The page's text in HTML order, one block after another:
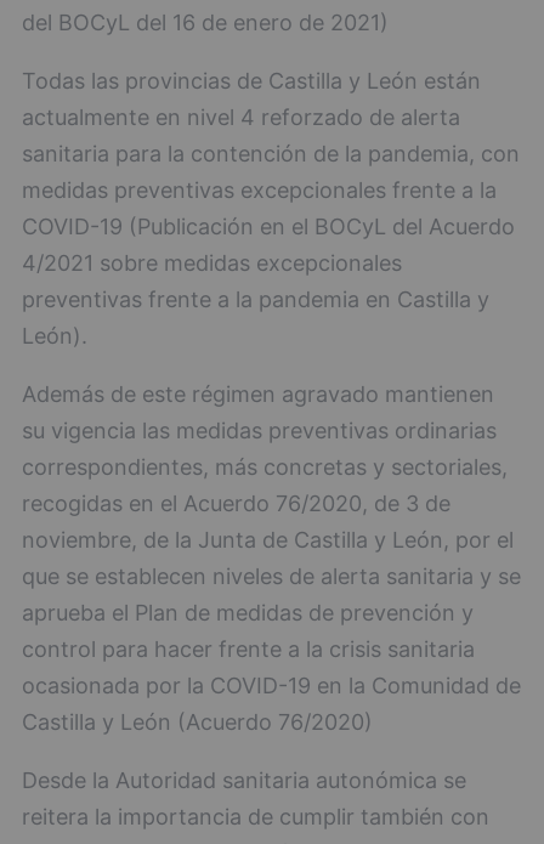
del BOCyL del 16 de enero de 2021)
Todas las provincias de Castilla y León están
actualmente en nivel 4 reforzado de alerta
sanitaria para la contención de la pandemia, con
medidas preventivas excepcionales frente a la
COVID-19 (Publicación en el BOCyL del Acuerdo
4/2021 sobre medidas excepcionales
preventivas frente a la pandemia en Castilla y
León).
Además de este régimen agravado mantienen
su vigencia las medidas preventivas ordinarias
correspondientes, más concretas y sectoriales,
recogidas en el Acuerdo 76/2020, de 3 de
noviembre, de la Junta de Castilla y León, por el
que se establecen niveles de alerta sanitaria y se
aprueba el Plan de medidas de prevención y
control para hacer frente a la crisis sanitaria
ocasionada por la COVID-19 en la Comunidad de
Castilla y León (Acuerdo 76/2020)
Desde la Autoridad sanitaria autonómica se
reitera la importancia de cumplir también con